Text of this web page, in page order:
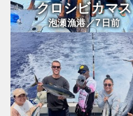
クロシビカマス
泡瀬漁港／7日前